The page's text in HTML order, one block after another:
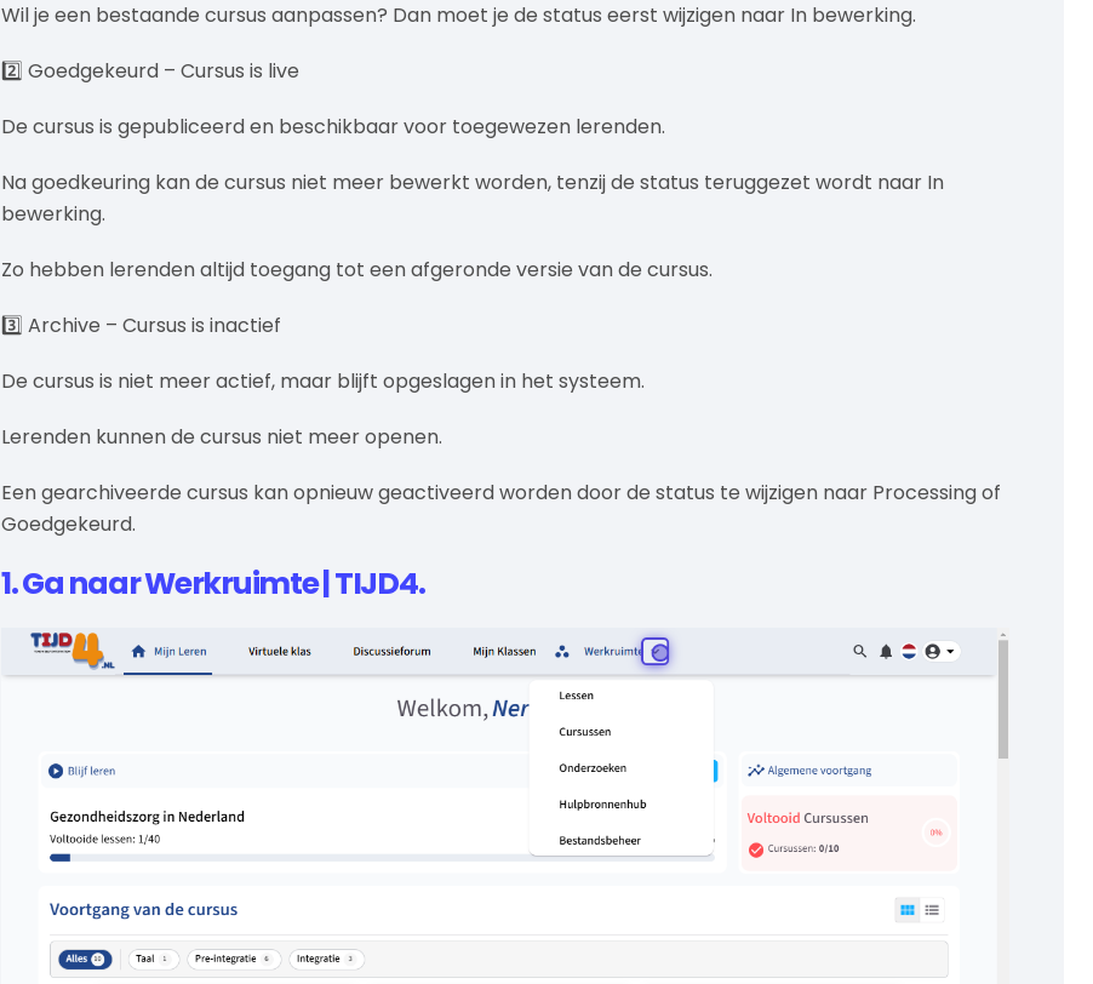
Wil je een bestaande cursus aanpassen? Dan moet je de status eerst wijzigen naar In bewerking.
2️⃣ Goedgekeurd – Cursus is live
De cursus is gepubliceerd en beschikbaar voor toegewezen lerenden.
Na goedkeuring kan de cursus niet meer bewerkt worden, tenzij de status teruggezet wordt naar In
bewerking.
Zo hebben lerenden altijd toegang tot een afgeronde versie van de cursus.
3️⃣ Archive – Cursus is inactief
De cursus is niet meer actief, maar blijft opgeslagen in het systeem.
Lerenden kunnen de cursus niet meer openen.
Een gearchiveerde cursus kan opnieuw geactiveerd worden door de status te wijzigen naar Processing of
Goedgekeurd.
1. Ga naar Werkruimte | TIJD4.